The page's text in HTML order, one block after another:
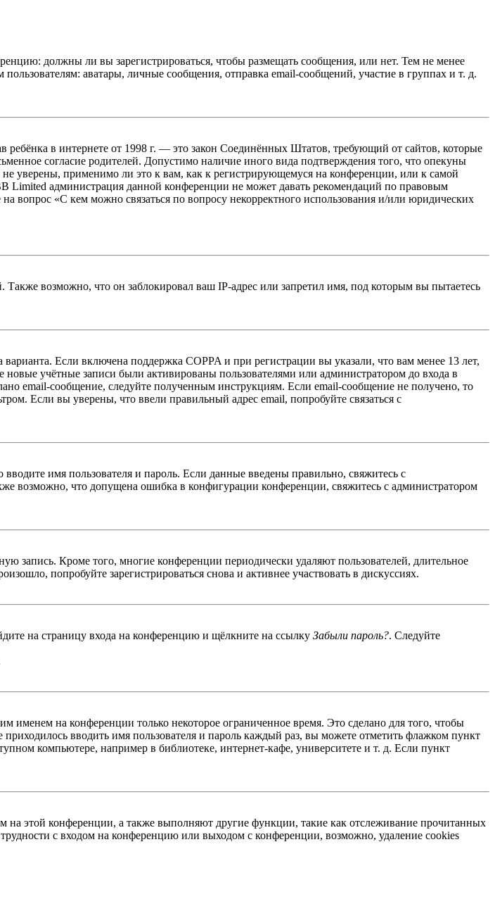
должны ли вы зарегистрироваться, чтобы размещать сообщения, или нет. Тем не менее
аватары, личные сообщения, отправка email-сообщений, участие в группах и т. д.
в интернете от 1998 г. — это закон Соединённых Штатов, требующий от сайтов, которые
согласие родителей. Допустимо наличие иного вида подтверждения того, что опекуны
уверены, применимо ли это к вам, как к регистрирующемуся на конференции, или к самой
Limited администрация данной конференции не может давать рекомендаций по правовым
вопрос «С кем можно связаться по вопросу некорректного использования и/или юридических
возможно, что он заблокировал ваш IP-адрес или запретил имя, под которым вы пытаетесь
Если включена поддержка COPPA и при регистрации вы указали, что вам менее 13 лет,
учётные записи были активированы пользователями или администратором до входа в
email-сообщение, следуйте полученным инструкциям. Если email-сообщение не получено, то
Если вы уверены, что ввели правильный адрес email, попробуйте связаться с
имя пользователя и пароль. Если данные введены правильно, свяжитесь с
возможно, что допущена ошибка в конфигурации конференции, свяжитесь с администратором
запись. Кроме того, многие конференции периодически удаляют пользователей, длительное
попробуйте зарегистрироваться снова и активнее участвовать в дискуссиях.
на страницу входа на конференцию и щёлкните на ссылку Забыли пароль?. Следуйте
именем на конференции только некоторое ограниченное время. Это сделано для того, чтобы
вводить имя пользователя и пароль каждый раз, вы можете отметить флажком пункт
компьютере, например в библиотеке, интернет-кафе, университете и т. д. Если пункт
на этой конференции, а также выполняют другие функции, такие как отслеживание прочитанных
с входом на конференцию или выходом с конференции, возможно, удаление cookies